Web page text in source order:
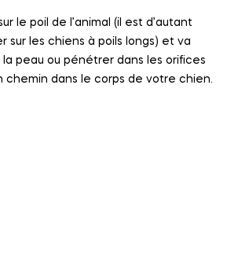
le poil de l’animal (il est d’autant
sur les chiens à poils longs) et va
la peau ou pénétrer dans les orifices
chemin dans le corps de votre chien.